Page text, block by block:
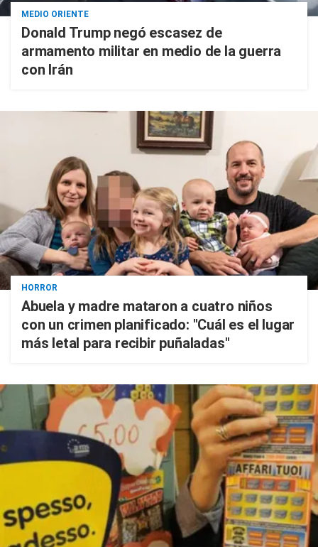
MEDIO ORIENTE
Donald Trump negó escasez de
armamento militar en medio de la guerra
con Irán
HORROR
Abuela y madre mataron a cuatro niños
con un crimen planificado: "Cuál es el lugar
más letal para recibir puñaladas"